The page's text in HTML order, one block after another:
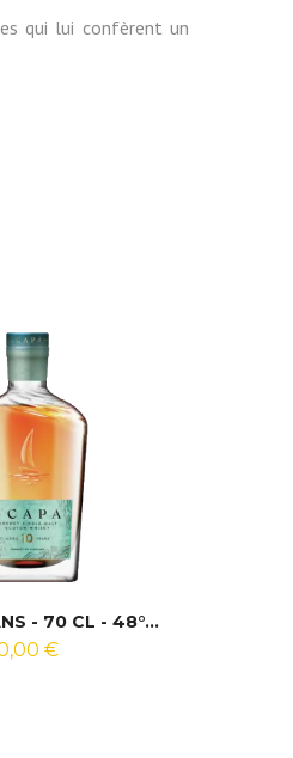
qui lui confèrent un
- 70 CL - 48°...
€